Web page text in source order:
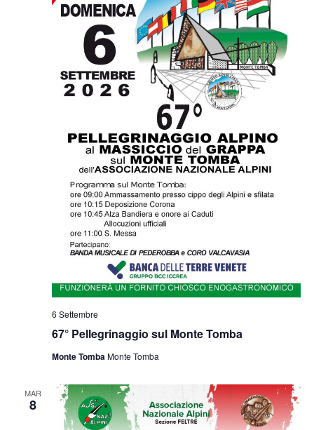
67° Pellegrinaggio sul Monte Tomba
6 Settembre
Monte TombaMonte Tomba
MAR
8